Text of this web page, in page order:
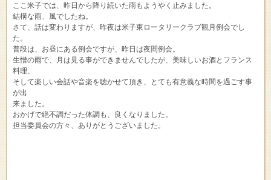
ここ米子では、昨日から降り続いた雨もようやく止みました。
結構な雨、風でしたね。
さて、話は変わりますが、昨夜は米子東ロータリークラブ観月例会でし
た。
普段は、お昼にある例会ですが、昨日は夜間例会。
生憎の雨で、月は見る事ができませんでしたが、美味しいお酒とフランス
料理、
そして楽しい会話や音楽を聴かせて頂き、とても有意義な時間を過ごす事
が出
来ました。
おかげで絶不調だった体調も、良くなりました。
担当委員会の方々、ありがとうございました。